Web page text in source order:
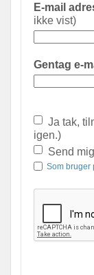
E-mail
ikke vist)
Gentag e-
Ja tak,
igen.)
Send
Som bruger